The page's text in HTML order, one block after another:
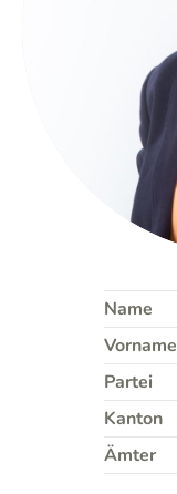
Name
Vorname
Partei
Kanton
Ämter